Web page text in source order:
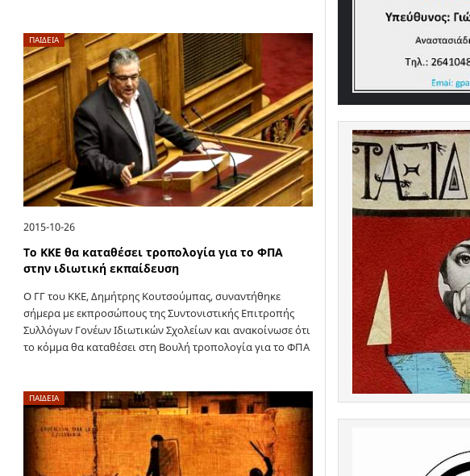
ΠΑΙΔΕΙΑ
2015-10-26
Το ΚΚΕ θα καταθέσει τροπολογία για το ΦΠΑ
στην ιδιωτική εκπαίδευση
Ο ΓΓ του ΚΚΕ, Δημήτρης Κουτσούμπας, συναντήθηκε
σήμερα με εκπροσώπους της Συντονιστικής Επιτροπής
Συλλόγων Γονέων Ιδιωτικών Σχολείων και ανακοίνωσε ότι
το κόμμα θα καταθέσει στη Βουλή τροπολογία για το ΦΠΑ
ΠΑΙΔΕΙΑ